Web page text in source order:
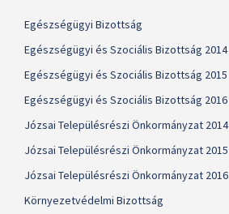
Egészségügyi Bizottság
Egészségügyi és Szociális Bizottság 2014
Egészségügyi és Szociális Bizottság 2015
Egészségügyi és Szociális Bizottság 2016
Józsai Településrészi Önkormányzat 2014
Józsai Településrészi Önkormányzat 2015
Józsai Településrészi Önkormányzat 2016
Környezetvédelmi Bizottság